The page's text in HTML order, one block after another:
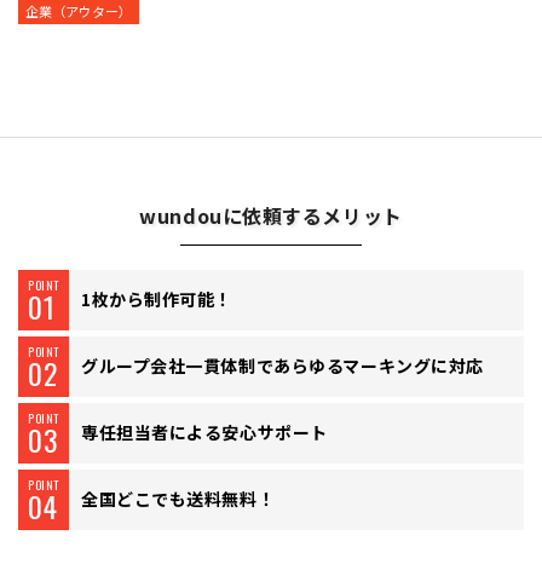
企業（アウター）
wundouに依頼するメリット
POINT
01 1枚から制作可能！
POINT
02 グループ会社一貫体制であらゆるマーキングに対応
POINT
03 専任担当者による安心サポート
POINT
04 全国どこでも送料無料！